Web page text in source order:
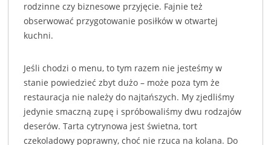
rodzinne czy biznesowe przyjęcie. Fajnie też
obserwować przygotowanie posiłków w otwartej
kuchni.
Jeśli chodzi o menu, to tym razem nie jesteśmy w
stanie powiedzieć zbyt dużo – może poza tym że
restauracja nie należy do najtańszych. My zjedliśmy
jedynie smaczną zupę i spróbowaliśmy dwu rodzajów
deserów. Tarta cytrynowa jest świetna, tort
czekoladowy poprawny, choć nie rzuca na kolana. Do